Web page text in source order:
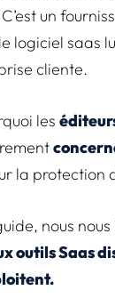
un
logiciel saas
cliente.
les
la protection
nous
outils Saas